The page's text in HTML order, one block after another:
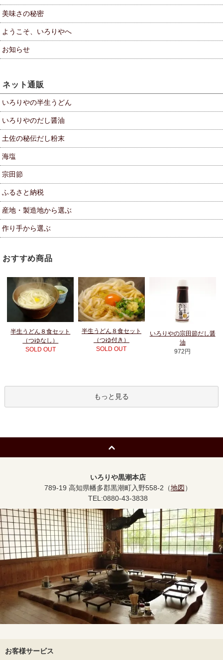
美味さの秘密
ようこそ、いろりやへ
お知らせ
ネット通販
いろりやの半生うどん
いろりやのだし醤油
土佐の秘伝だし粉末
海塩
宗田節
ふるさと納税
産地・製造地から選ぶ
作り手から選ぶ
おすすめ商品
半生うどん８食セット
（つゆなし）
SOLD OUT
半生うどん８食セット
（つゆ付き）
SOLD OUT
いろりやの宗田節だし醤
油
972円
もっと見る
いろりや黒潮本店
789-19 高知県幡多郡黒潮町入野558-2（地図 ）
TEL:0880-43-3838
お客様サービス